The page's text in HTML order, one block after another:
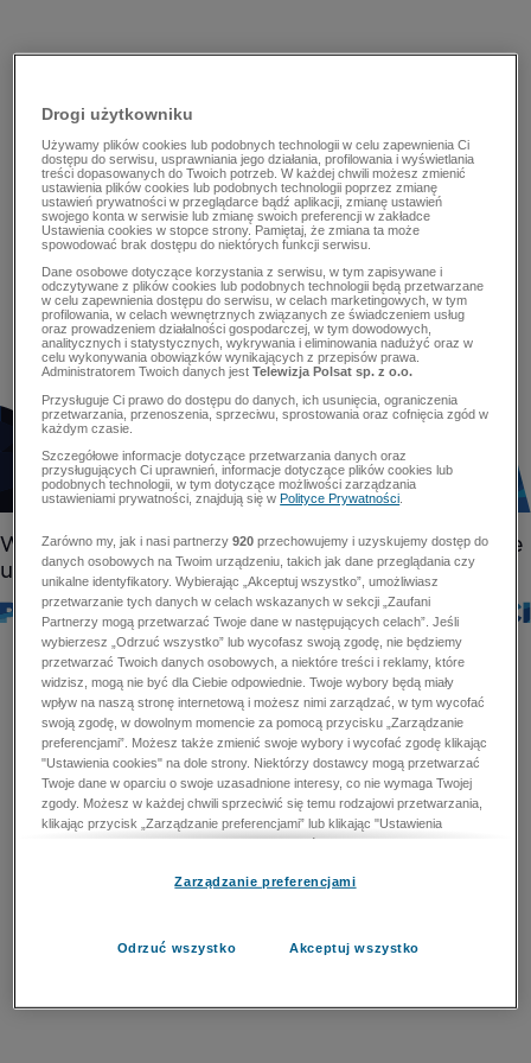
Drogi użytkowniku
Używamy plików cookies lub podobnych technologii w celu zapewnienia Ci
dostępu do serwisu, usprawniania jego działania, profilowania i wyświetlania
treści dopasowanych do Twoich potrzeb. W każdej chwili możesz zmienić
ustawienia plików cookies lub podobnych technologii poprzez zmianę
ustawień prywatności w przeglądarce bądź aplikacji, zmianę ustawień
swojego konta w serwisie lub zmianę swoich preferencji w zakładce
Ustawienia cookies w stopce strony. Pamiętaj, że zmiana ta może
spowodować brak dostępu do niektórych funkcji serwisu.
Dane osobowe dotyczące korzystania z serwisu, w tym zapisywane i
odczytywane z plików cookies lub podobnych technologii będą przetwarzane
w celu zapewnienia dostępu do serwisu, w celach marketingowych, w tym
profilowania, w celach wewnętrznych związanych ze świadczeniem usług
oraz prowadzeniem działalności gospodarczej, w tym dowodowych,
analitycznych i statystycznych, wykrywania i eliminowania nadużyć oraz w
celu wykonywania obowiązków wynikających z przepisów prawa.
Administratorem Twoich danych jestTelewizja Polsat sp. z o.o.
Przysługuje Ci prawo do dostępu do danych, ich usunięcia, ograniczenia
przetwarzania, przenoszenia, sprzeciwu, sprostowania oraz cofnięcia zgód w
każdym czasie.
Szczegółowe informacje dotyczące przetwarzania danych oraz
przysługujących Ci uprawnień, informacje dotyczące plików cookies lub
podobnych technologii, w tym dotyczące możliwości zarządzania
ustawieniami prywatności, znajdują się wPolityce Prywatności
Zarówno my, jak i nasi partnerzy920 przechowujemy i uzyskujemy dostęp do
danych osobowych na Twoim urządzeniu, takich jak dane przeglądania czy
unikalne identyfikatory. Wybierając „Akceptuj wszystko”, umożliwiasz
przetwarzanie tych danych w celach wskazanych w sekcji „Zaufani
Partnerzy mogą przetwarzać Twoje dane w następujących celach”. Jeśli
wybierzesz „Odrzuć wszystko” lub wycofasz swoją zgodę, nie będziemy
przetwarzać Twoich danych osobowych, a niektóre treści i reklamy, które
widzisz, mogą nie być dla Ciebie odpowiednie. Twoje wybory będą miały
wpływ na naszą stronę internetową i możesz nimi zarządzać, w tym wycofać
swoją zgodę, w dowolnym momencie za pomocą przycisku „Zarządzanie
preferencjami”. Możesz także zmienić swoje wybory i wycofać zgodę klikając
"Ustawienia cookies" na dole strony. Niektórzy dostawcy mogą przetwarzać
Twoje dane w oparciu o swoje uzasadnione interesy, co nie wymaga Twojej
zgody. Możesz w każdej chwili sprzeciwić się temu rodzajowi przetwarzania,
klikając przycisk „Zarządzanie preferencjami” lub klikając "Ustawienia
cookies" na dole strony. Nie możesz sprzeciwić się przetwarzaniu przez
zapobiegania oszustwom i naprawiania błędów, a w tym celu mogą zostać
przetwarzaniu danych osobowych w celu dostarczania i prezentacji reklam i
Zarządzanie preferencjami
Odrzuć wszystko Akceptuj wszystko